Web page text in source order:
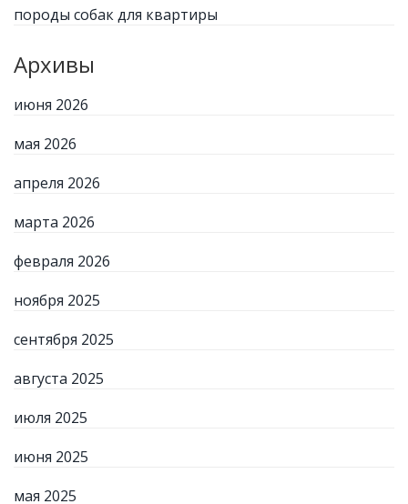
породы собак для квартиры
Архивы
июня 2026
мая 2026
апреля 2026
марта 2026
февраля 2026
ноября 2025
сентября 2025
августа 2025
июля 2025
июня 2025
мая 2025